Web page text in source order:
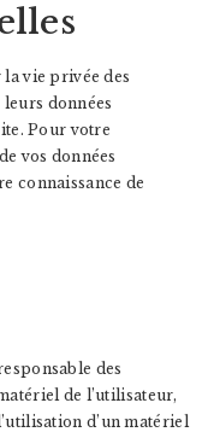
la vie privée des
données
Pour votre
vos données
connaissance de
des
de l’utilisateur,
d’un matériel